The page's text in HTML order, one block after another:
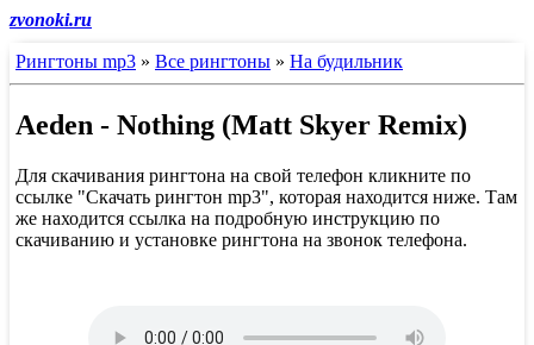
zvonoki.ru
Рингтоны mp3 » Все рингтоны » На будильник
Aeden - Nothing (Matt Skyer Remix)
Для скачивания рингтона на свой телефон кликните по
ссылке "Скачать рингтон mp3", которая находится ниже. Там
же находится ссылка на подробную инструкцию по
скачиванию и установке рингтона на звонок телефона.